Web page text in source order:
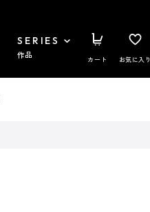
SERIES
作品 カート お気に入り